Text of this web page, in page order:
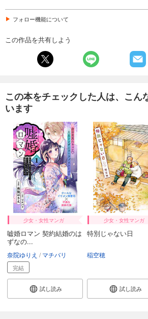
フォロー機能について
この作品を共有しよう
この本をチェックした人は、こん
います
少女・女性マンガ
嘘婚ロマン 契約結婚のは
ずなの...
奈院ゆりえ マチバリ
完結
試し読み
少女・女性マンガ
特別じゃない日
稲空穂
試し読み